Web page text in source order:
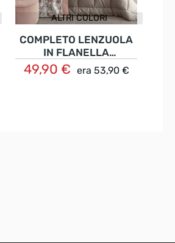
ALTRI COLORI
COMPLETO LENZUOLA
IN FLANELLA
MATRIMONIALE
FLOREALE ELIT
49,90 € era 53,90 €
Dettagli